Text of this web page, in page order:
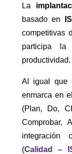
La
basado en
competitivas
participa
productividad.
Al igual que
enmarca en el
(Plan, Do,
Comprobar,
integración
(Calidad –